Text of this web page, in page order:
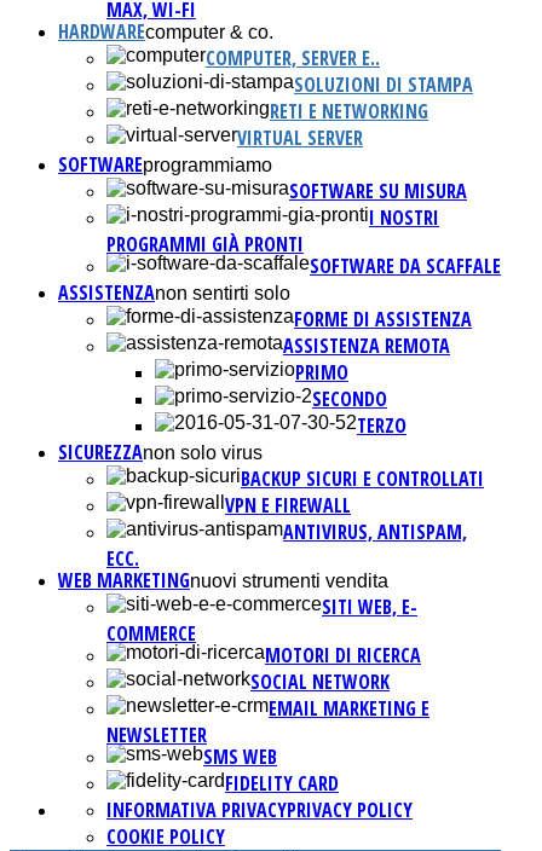
MAX, WI-FI
HARDWAREcomputer & co.
COMPUTER, SERVER E..
SOLUZIONI DI STAMPA
RETI E NETWORKING
VIRTUAL SERVER
SOFTWAREprogrammiamo
SOFTWARE SU MISURA
I NOSTRI
PROGRAMMI GIÀ PRONTI
SOFTWARE DA SCAFFALE
ASSISTENZAnon sentirti solo
FORME DI ASSISTENZA
ASSISTENZA REMOTA
PRIMO
SECONDO
TERZO
SICUREZZAnon solo virus
BACKUP SICURI E CONTROLLATI
VPN E FIREWALL
ANTIVIRUS, ANTISPAM,
ECC.
WEB MARKETINGnuovi strumenti vendita
SITI WEB, E-
COMMERCE
MOTORI DI RICERCA
SOCIAL NETWORK
EMAIL MARKETING E
NEWSLETTER
SMS WEB
FIDELITY CARD
PRIVACY POLICY
INFORMATIVA PRIVACY
COOKIE POLICY